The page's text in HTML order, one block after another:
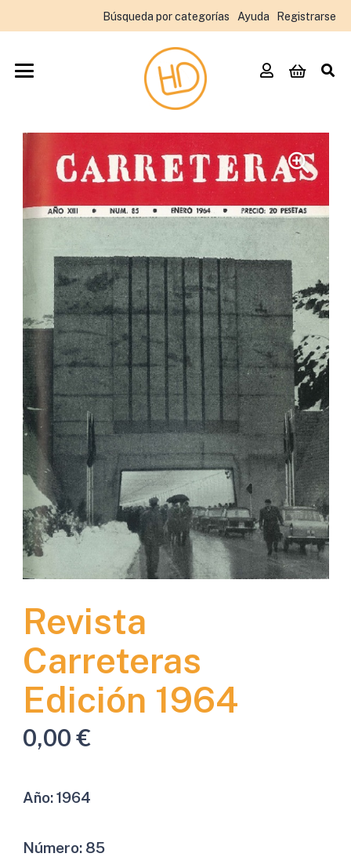
Búsqueda por categorías Ayuda Registrarse
Revista
Carreteras
Edición 1964
0,00€
Año:1964
Número: 85